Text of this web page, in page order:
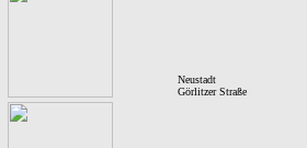
Neustadt
GörlitzerStraße